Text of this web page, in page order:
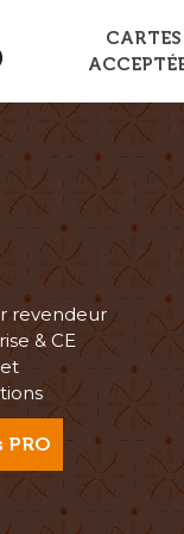
CARTES
revendeur
& CE
PRO